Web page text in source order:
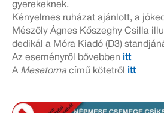
gyerekeknek.
Kényelmes ruházat ajánlott, a
Mészöly Ágnes Kőszeghy Csilla
dedikál a Móra Kiadó (D3)
Az eseményről bővebben itt
A Mesetorna című kötetről itt